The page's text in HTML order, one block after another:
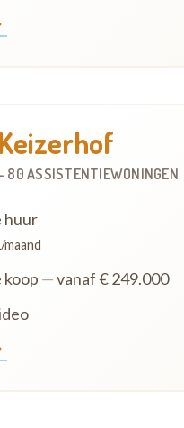
- 80 ASSISTENTIEWONINGEN
huur
/maand
koop —vanaf € 249.000